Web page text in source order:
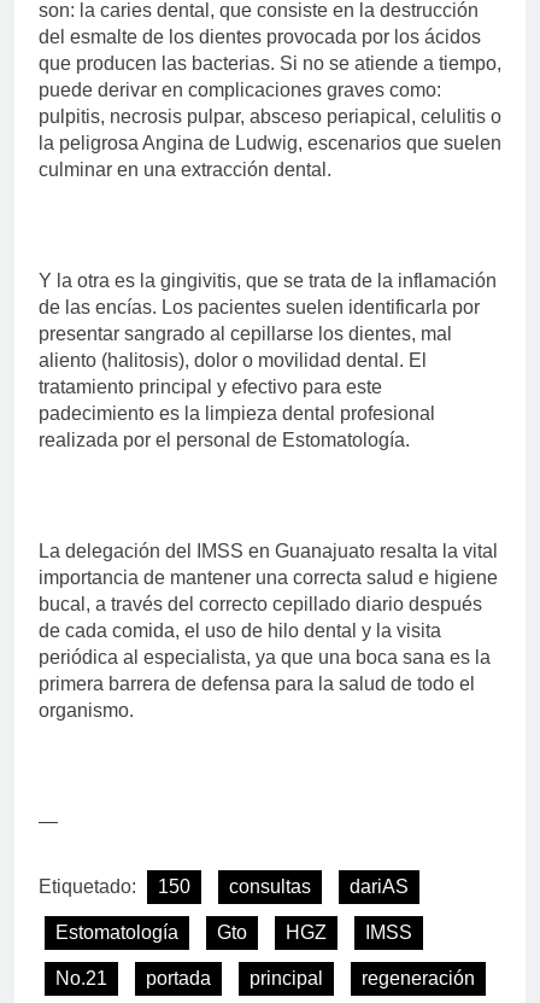
son: la caries dental, que consiste en la destrucción
del esmalte de los dientes provocada por los ácidos
que producen las bacterias. Si no se atiende a tiempo,
puede derivar en complicaciones graves como:
pulpitis, necrosis pulpar, absceso periapical, celulitis o
la peligrosa Angina de Ludwig, escenarios que suelen
culminar en una extracción dental.
Y la otra es la gingivitis, que se trata de la inflamación
de las encías. Los pacientes suelen identificarla por
presentar sangrado al cepillarse los dientes, mal
aliento (halitosis), dolor o movilidad dental. El
tratamiento principal y efectivo para este
padecimiento es la limpieza dental profesional
realizada por el personal de Estomatología.
La delegación del IMSS en Guanajuato resalta la vital
importancia de mantener una correcta salud e higiene
bucal, a través del correcto cepillado diario después
de cada comida, el uso de hilo dental y la visita
periódica al especialista, ya que una boca sana es la
primera barrera de defensa para la salud de todo el
organismo.
—
Etiquetado: 150 consultas dariAS
Estomatología Gto HGZ IMSS
No.21 portada principal regeneración